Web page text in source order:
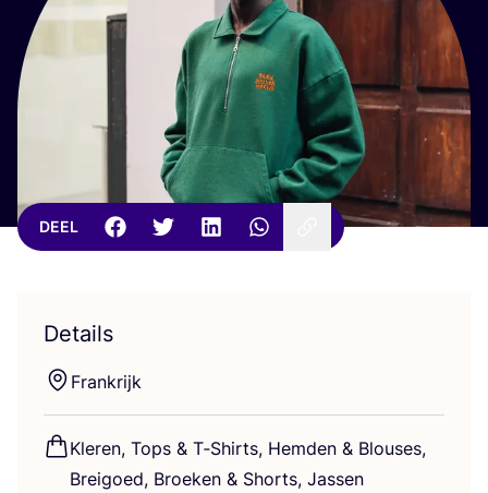
DEEL
Details
Frank­rijk
Kle­ren, Tops & T‑Shirts, Hem­den & Blou­ses,
Brei­goed, Broe­ken & Shorts, Jassen